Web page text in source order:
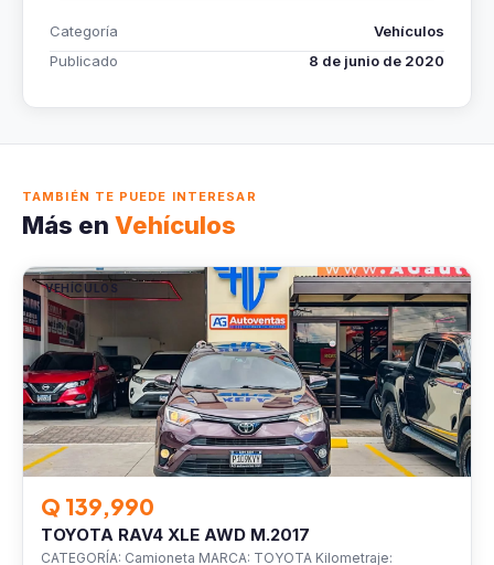
Categoría
Vehículos
Publicado
8 de junio de 2020
TAMBIÉN TE PUEDE INTERESAR
Más en Vehículos
VEHÍCULOS
Q 139,990
TOYOTA RAV4 XLE AWD M.2017
CATEGORÍA: Camioneta MARCA: TOYOTA Kilometraje: